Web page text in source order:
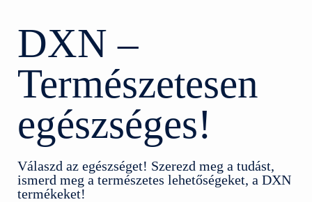
DXN –
Természetesen
egészséges!
Válaszd az egészséget! Szerezd meg a tudást,
ismerd meg a természetes lehetőségeket, a DXN
termékeket!